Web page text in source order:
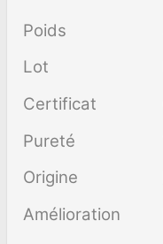
Poids
Lot
Certificat
Pureté
Origine
Amélioration